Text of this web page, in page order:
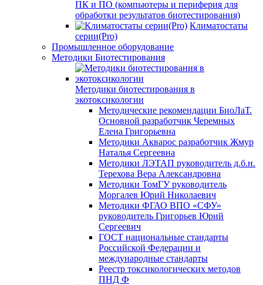
ПК и ПО (компьютеры и периферия для
обработки результатов биотестирования)
Климатостаты
серии(Pro)
Промышленное оборудование
Методики Биотестирования
Методики биотестирования в
экотоксикологии
Методические рекомендации БиоЛаТ.
Основной разработчик Черемных
Елена Григорьевна
Методики Акварос разработчик Жмур
Наталья Сергеевна
Методики ЛЭТАП руководитель д.б.н.
Терехова Вера Александровна
Методики ТомГУ руководитель
Моргалев Юрий Николаевич
Методики ФГАО ВПО «СФУ»
руководитель Григорьев Юрий
Сергеевич
ГОСТ национальные стандарты
Российской Федерации и
международные стандарты
Реестр токсикологических методов
ПНД Ф